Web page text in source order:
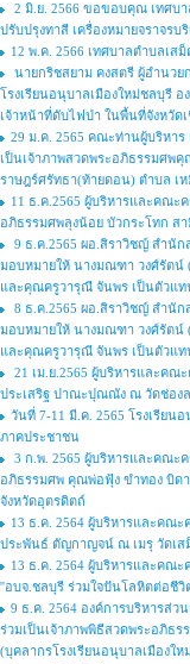
2 มิ.ย. 2566 ขอขอบคุณ เทศบ
ปรับปรุงทาสี เครื่องหมายจราจรบ
12 พ.ค. 2566 เทศบาลตำบลเส
นายกริชสยาม คงสตรี ผู้อำนว
โรงเรียนอนุบาลเมืองใหม่ชลบุรี
เจ้าหน้าที่ดับไฟป่า ในพื้นที่จังหวัด
29 ม.ค. 2565 คณะท่านผู้บริหาร
เป็นเจ้าภาพสวดพระอภิธรรมศ
ราษฎร์ศรัทธา(ท้ายดอน) ตำบล เ
11 ธ.ค.2565 ผู้บริหารและคณะ
อภิธรรมศพลุงน้อย บัวกระโทก ส
9 ธ.ค.2565 ผอ.สิราวิชญ์ สำนั
มอบหมายให้ นางมณฑา วงศ์รัตน์
และคุณครูวารุณี จันพร เป็นตัวแท
8 ธ.ค.2565 ผอ.สิราวิชญ์ สำนั
มอบหมายให้ นางมณฑา วงศ์รัตน์
และคุณครูวารุณี จันพร เป็นตัวแท
21 เม.ย.2565 ผู้บริหารและค
ประเสริฐ ปาณะปุณณัง ณ วัดช่อง
วันที่ 7-11 มี.ค. 2565 โรงเรียน
ภาคประชาชน
3 ก.พ. 2565 ผู้บริหารและคณะ
อภิธรรมศพ คุณพ่อฟุ้ง ขำทอง บิด
จังหวัดอุตรดิตถ์
13 ธ.ค. 2564 ผู้บริหารและคณ
ประพันธ์ ตัญกาญจน์ ณ เมรุ วัดเส
13 ธ.ค. 2564 ผู้บริหารและคณะ
''อบจ.ชลบุรี ร่วมใจปันโลหิตต่อชี
9 ธ.ค. 2564 องค์การบริหารส่ว
ร่วมเป็นเจ้าภาพพิธีสวดพระอภิ
(บุคลากรโรงเรียนอนุบาลเมืองใ